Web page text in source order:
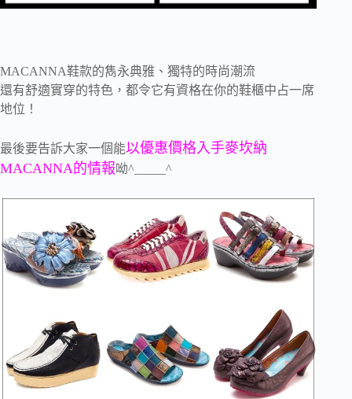
MACANNA鞋款的雋永典雅、獨特的時尚潮流
還有舒適實穿的特色，都令它有資格在你的鞋櫃中占一席
地位！
最後要告訴大家一個能以優惠價格入手麥坎納
MACANNA的情報呦^_____^